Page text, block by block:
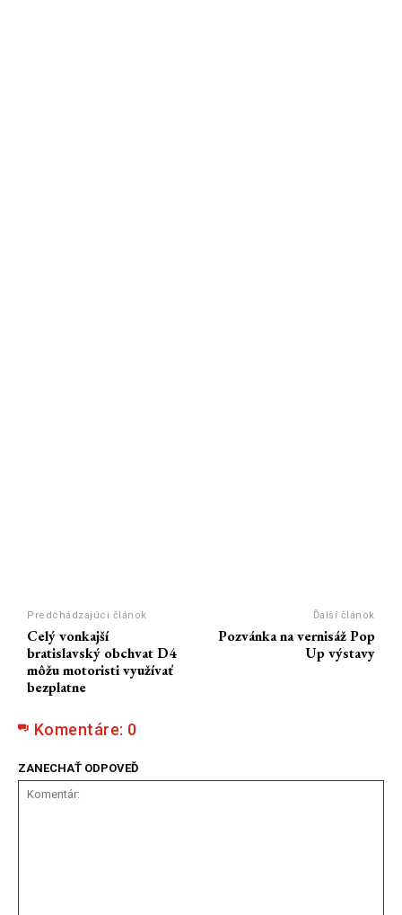
Predchádzajúci článok
Celý vonkajší
bratislavský obchvat D4
môžu motoristi využívať
bezplatne
Ďalší článok
Pozvánka na vernisáž Pop
Up výstavy
Komentáre: 0
ZANECHAŤ ODPOVEĎ